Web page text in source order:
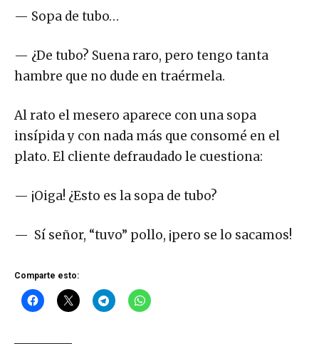
— Sopa de tubo…
— ¿De tubo? Suena raro, pero tengo tanta
hambre que no dude en traérmela.
Al rato el mesero aparece con una sopa
insípida y con nada más que consomé en el
plato. El cliente defraudado le cuestiona:
— ¡Oiga! ¿Esto es la sopa de tubo?
— Sí señor, “tuvo” pollo, ¡pero se lo sacamos!
Comparte esto: